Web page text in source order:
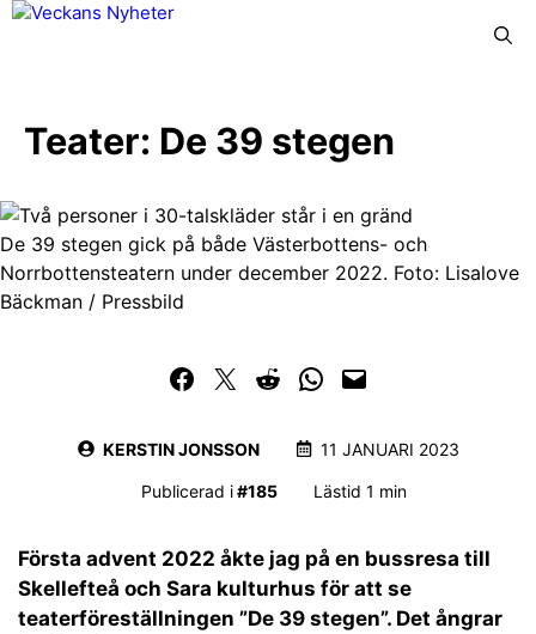
Hoppa
Teater: De 39 stegen
De 39 stegen gick på både Västerbottens- och
Norrbottensteatern under december 2022. Foto: Lisalove
Bäckman / Pressbild
Dela på Facebook
Dela på Twitter
Dela på RedditDela i WhatsApp
Maila en länk
KERSTIN JONSSON 11 JANUARI 2023
Publicerad i#185 Lästid 1 min
Första advent 2022 åkte jag på en bussresa till
Skellefteå och Sara kulturhus för att se
teaterföreställningen ”De 39 stegen”. Det ångrar